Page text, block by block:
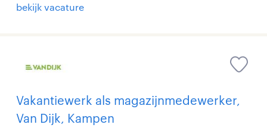
bekijk vacature
Vakantiewerk als magazijnmedewerker,
Van Dijk, Kampen